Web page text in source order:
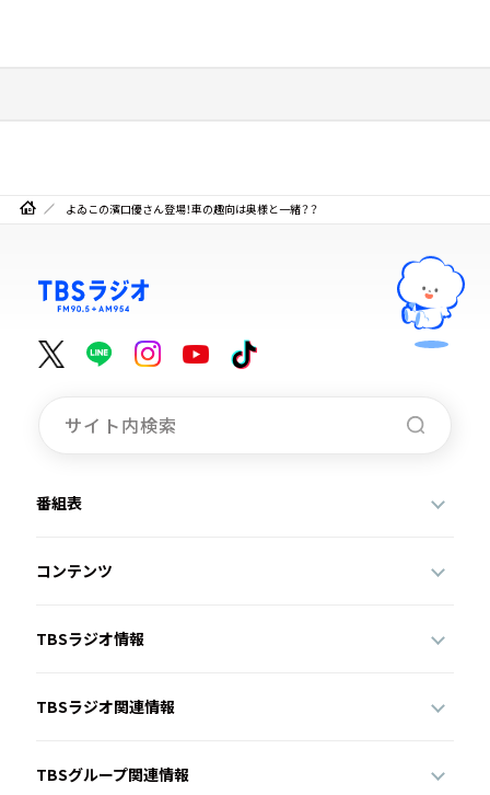
よゐこの濱口優さん登場！車の趣向は奥様と一緒？？
番組表
コンテンツ
TBSラジオ情報
TBSラジオ関連情報
TBSグループ関連情報